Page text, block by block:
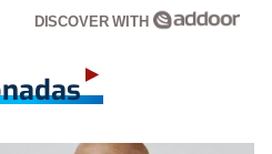
DISCOVER WITH